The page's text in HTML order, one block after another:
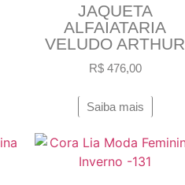
JAQUETA
ALFAIATARIA
VELUDO ARTHUR
R$476,00
Saiba mais